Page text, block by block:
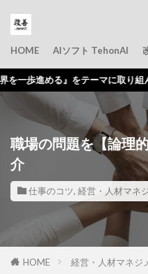
HOME AIソフト TehonAI
ーマに取り組んでいきます。
職場の問題を【論理
介
仕事のコツ, 経営・人材マネ
HOME 経営・人材マネジ